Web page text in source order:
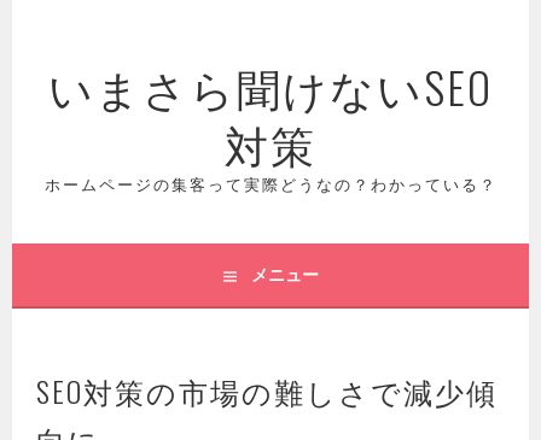
ッ
いまさら聞けないSEO
対策
ホームページの集客って実際どうなの？わかっている？
メニュー
SEO対策の市場の難しさで減少傾